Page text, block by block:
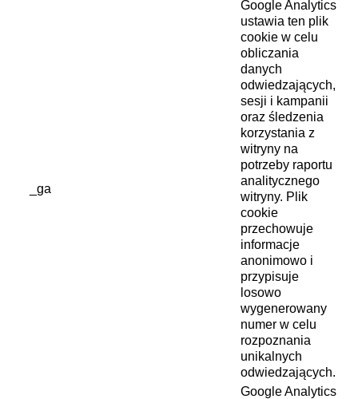
_ga
Google Analytics
ustawia ten plik
cookie w celu
obliczania
danych
odwiedzających,
sesji i kampanii
oraz śledzenia
korzystania z
witryny na
potrzeby raportu
analitycznego
witryny. Plik
cookie
przechowuje
informacje
anonimowo i
przypisuje
losowo
wygenerowany
numer w celu
rozpoznania
unikalnych
odwiedzających.
Google Analytics